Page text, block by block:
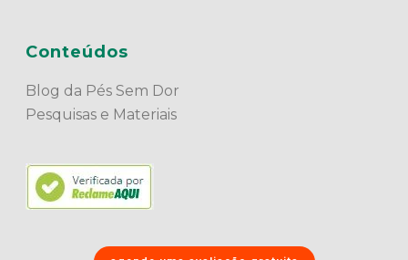
Conteúdos
Blog da Pés Sem Dor
Pesquisas e Materiais